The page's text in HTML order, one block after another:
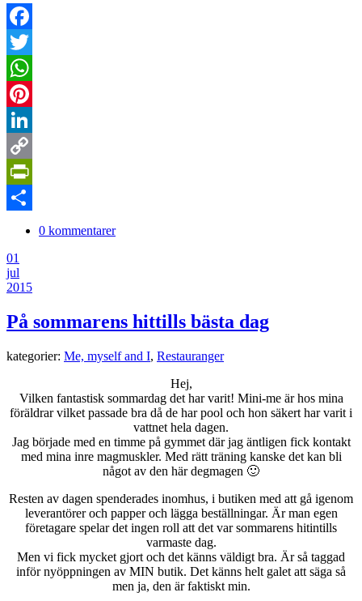
Facebook
Twitter
WhatsApp
Pinterest
LinkedIn
Copy
Link
PrintFriendly
0 kommentarer
01
jul
2015
På sommarens hittills bästa dag
kategorier: Me, myself and I, Restauranger
Hej,
Vilken fantastisk sommardag det har varit! Mini-me är hos mina
föräldrar vilket passade bra då de har pool och hon säkert har varit i
vattnet hela dagen.
Jag började med en timme på gymmet där jag äntligen fick kontakt
med mina inre magmuskler. Med rätt träning kanske det kan bli
något av den här degmagen 🙂
Resten av dagen spenderades inomhus, i butiken med att gå igenom
leverantörer och papper och lägga beställningar. Är man egen
företagare spelar det ingen roll att det var sommarens hitintills
varmaste dag.
Men vi fick mycket gjort och det känns väldigt bra. Är så taggad
inför nyöppningen av MIN butik. Det känns helt galet att säga så
men ja, den är faktiskt min.